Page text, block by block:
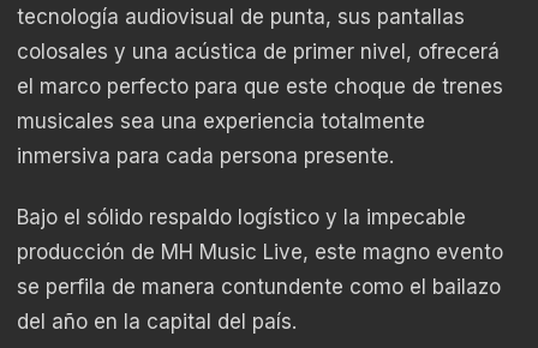
tecnología audiovisual de punta, sus pantallas
colosales y una acústica de primer nivel, ofrecerá
el marco perfecto para que este choque de trenes
musicales sea una experiencia totalmente
inmersiva para cada persona presente.
Bajo el sólido respaldo logístico y la impecable
producción de MH Music Live, este magno evento
se perfila de manera contundente como el bailazo
del año en la capital del país.